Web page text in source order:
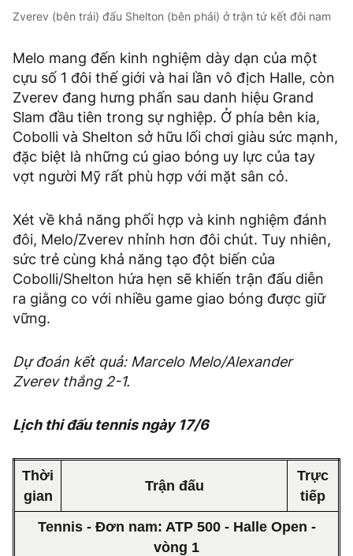
Zverev (bên trái) đấu Shelton (bên phải) ở trận tứ kết đôi nam
Melo mang đến kinh nghiệm dày dạn của một
cựu số 1 đôi thế giới và hai lần vô địch Halle, còn
Zverev đang hưng phấn sau danh hiệu Grand
Slam đầu tiên trong sự nghiệp. Ở phía bên kia,
Cobolli và Shelton sở hữu lối chơi giàu sức mạnh,
đặc biệt là những cú giao bóng uy lực của tay
vợt người Mỹ rất phù hợp với mặt sân cỏ.
Xét về khả năng phối hợp và kinh nghiệm đánh
đôi, Melo/Zverev nhỉnh hơn đôi chút. Tuy nhiên,
sức trẻ cùng khả năng tạo đột biến của
Cobolli/Shelton hứa hẹn sẽ khiến trận đấu diễn
ra giằng co với nhiều game giao bóng được giữ
vững.
Dự đoán kết quả: Marcelo Melo/Alexander
Zverev thắng 2-1.
Lịch thi đấu tennis ngày 17/6
Thời
gian
Trận đấu
Trực
tiếp
Tennis - Đơn nam: ATP 500 - Halle Open -
vòng 1